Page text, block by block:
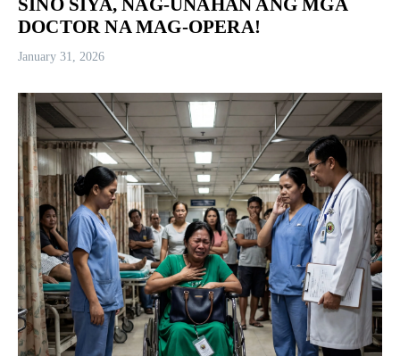
SINO SIYA, NAG-UNAHAN ANG MGA
DOCTOR NA MAG-OPERA!
January 31, 2026